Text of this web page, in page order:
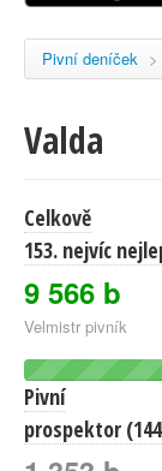
Pivní deníček >
Valda
Celkově
153. nejvíc
9 566 b
Velmistr pivník
Pivní
prospektor